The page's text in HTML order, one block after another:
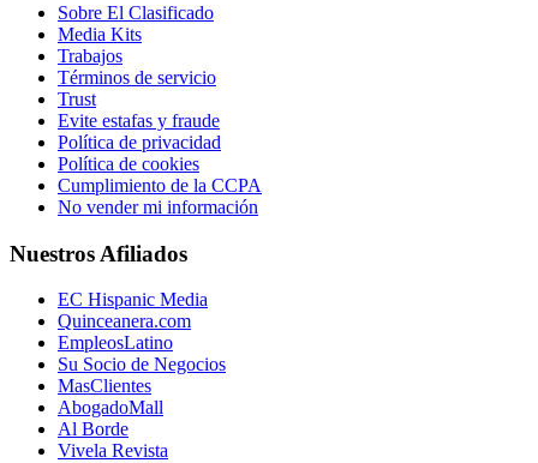
Sobre El Clasificado
Media Kits
Trabajos
Términos de servicio
Trust
Evite estafas y fraude
Política de privacidad
Política de cookies
Cumplimiento de la CCPA
No vender mi información
Nuestros Afiliados
EC Hispanic Media
Quinceanera.com
EmpleosLatino
Su Socio de Negocios
MasClientes
AbogadoMall
Al Borde
Vivela Revista